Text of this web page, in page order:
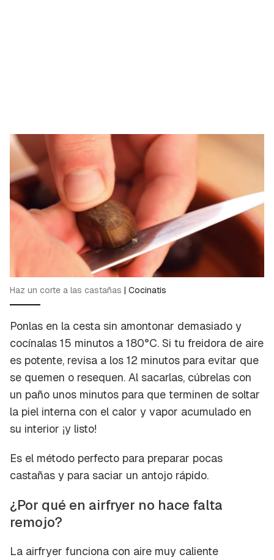
Haz un corte a las castañas | Cocinatis
Ponlas en la cesta sin amontonar demasiado y
cocínalas 15 minutos a 180°C. Si tu freidora de aire
es potente, revisa a los 12 minutos para evitar que
se quemen o resequen. Al sacarlas, cúbrelas con
un paño unos minutos para que terminen de soltar
la piel interna con el calor y vapor acumulado en
su interior ¡y listo!
Es el método perfecto para preparar pocas
castañas y para saciar un antojo rápido.
¿Por qué en airfryer no hace falta
remojo?
La airfryer funciona con aire muy caliente